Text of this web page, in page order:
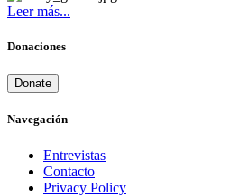
Leer más...
Donaciones
Donate
Navegación
Entrevistas
Contacto
Privacy Policy